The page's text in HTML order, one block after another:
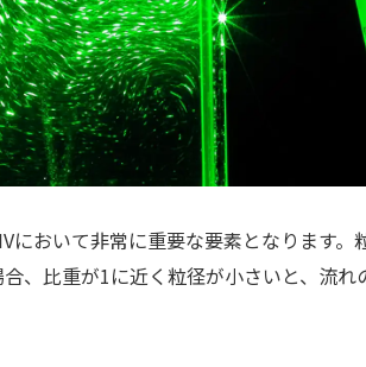
おいて非常に重要な要素となります。
、比重が1に近く粒径が小さいと、流れ